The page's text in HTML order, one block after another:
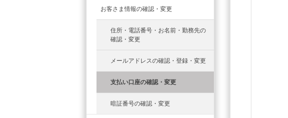
お客さま情報の確認・変更
住所・電話番号・お名前・勤務先の
確認・変更
メールアドレスの確認・登録・変更
支払い口座の確認・変更
暗証番号の確認・変更